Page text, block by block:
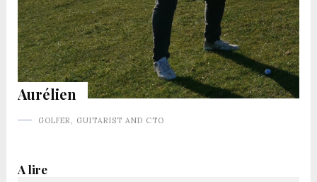
Aurélien
GOLFER, GUITARIST AND CTO
A lire